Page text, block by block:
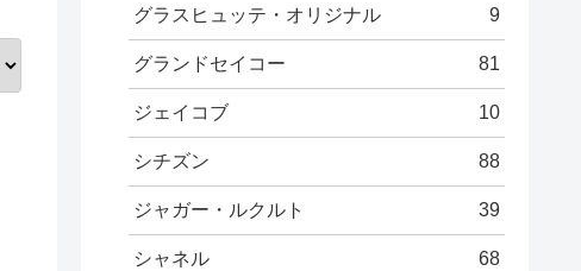
グラスヒュッテ・オリジナル 9
グランドセイコー 81
ジェイコブ 10
シチズン 88
ジャガー・ルクルト 39
シャネル 68